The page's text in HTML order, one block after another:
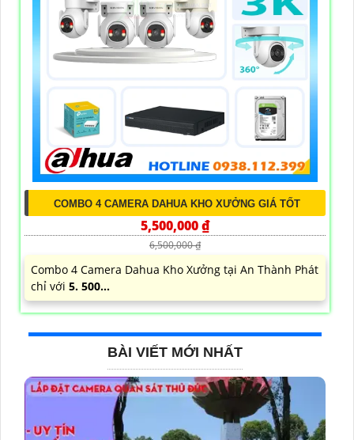
COMBO 4 CAMERA DAHUA KHO XƯỞNG GIÁ TỐT
5,500,000 ₫
6,500,000 ₫
Combo 4 Camera Dahua Kho Xưởng tại An Thành Phát
chỉ với 5. 500...
BÀI VIẾT MỚI NHẤT